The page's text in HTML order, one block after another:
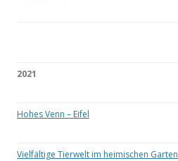
2021
Hohes Venn – Eifel
Vielfältige Tierwelt im heimischen Garten